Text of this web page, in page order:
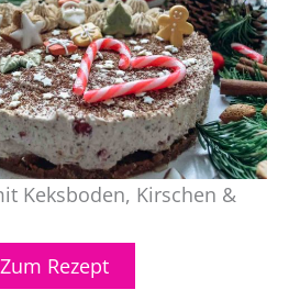
Keksboden, Kirschen &
Zum Rezept